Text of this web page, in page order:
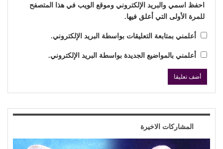
احفظ اسمي والبريد الإلكتروني وموقع الويب في هذا المتصفح
للمرة الأولى التي أعلق فيها.
أعلمني بمتابعة التعليقات بواسطة البريد الإلكتروني.
أعلمني بالمواضيع الجديدة بواسطة البريد الإلكتروني.
المشاركات الاخيرة